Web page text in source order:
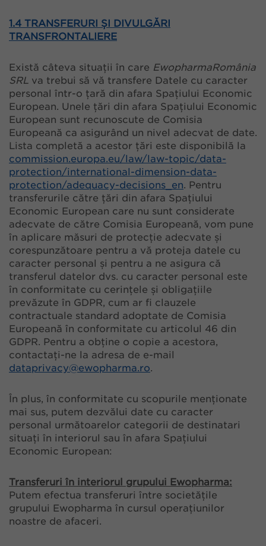
1.4 TRANSFERURI ȘI DIVULGĂRI
TRANSFRONTALIERE
Există câteva situații în care EwopharmaRomânia
SRL va trebui să vă transfere Datele cu caracter
personal într-o țară din afara Spațiului Economic
European. Unele țări din afara Spațiului Economic
European sunt recunoscute de Comisia
Europeană ca asigurând un nivel adecvat de date.
Lista completă a acestor țări este disponibilă la
commission.europa.eu/law/law-topic/data-
protection/international-dimension-data-
protection/adequacy-decisions_en. Pentru
transferurile către țări din afara Spațiului
Economic European care nu sunt considerate
adecvate de către Comisia Europeană, vom pune
în aplicare măsuri de protecție adecvate și
corespunzătoare pentru a vă proteja datele cu
caracter personal și pentru a ne asigura că
transferul datelor dvs. cu caracter personal este
în conformitate cu cerințele și obligațiile
prevăzute în GDPR, cum ar fi clauzele
contractuale standard adoptate de Comisia
Europeană în conformitate cu articolul 46 din
GDPR. Pentru a obține o copie a acestora,
contactați-ne la adresa de e-mail
dataprivacy@ewopharma.ro.
În plus, în conformitate cu scopurile menționate
mai sus, putem dezvălui date cu caracter
personal următoarelor categorii de destinatari
situați în interiorul sau în afara Spațiului
Economic European:
Transferuri în interiorul grupului Ewopharma:
Putem efectua transferuri între societățile
grupului Ewopharma în cursul operațiunilor
noastre de afaceri.